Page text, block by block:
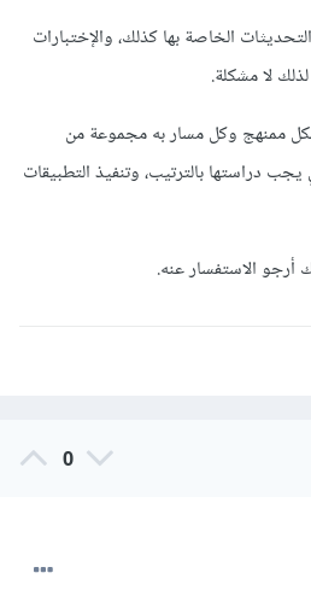
الخاصة بها كذلك، والإختبارات
لا مشكلة.
ممنهج وكل مسار به مجموعة من
دراستها بالترتيب، وتنفيذ التطبيقات
الاستفسار عنه.
0